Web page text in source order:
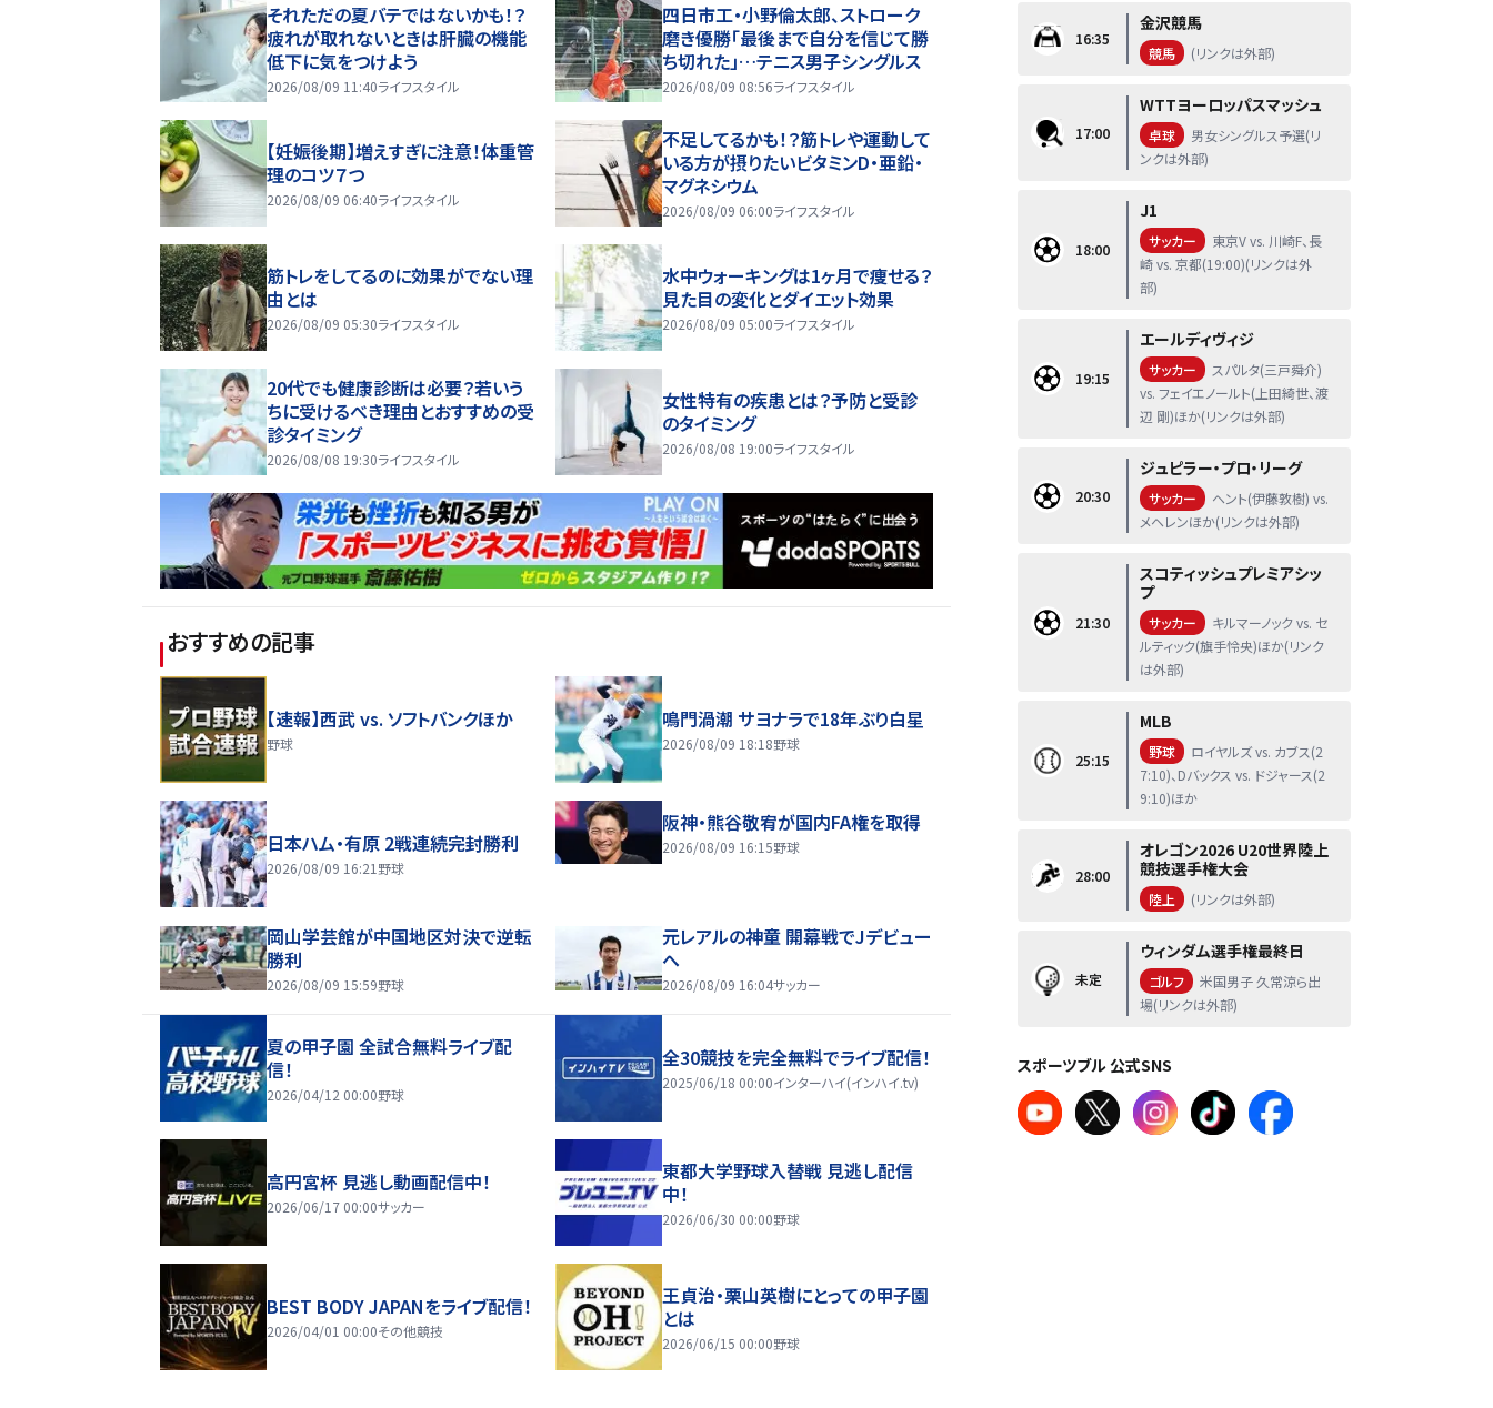
それただの夏バテではないかも！？
疲れが取れないときは肝臓の機能
低下に気をつけよう
2026/08/09 11:40ライフスタイル
四日市工・小野倫太郎、ストローク
磨き優勝「最後まで自分を信じて勝
ち切れた」…テニス男子シングルス
2026/08/09 08:56ライフスタイル
【妊娠後期】増えすぎに注意！体重管
理のコツ７つ
2026/08/09 06:40ライフスタイル
不足してるかも！？筋トレや運動して
いる方が摂りたいビタミンD・亜鉛・
マグネシウム
2026/08/09 06:00ライフスタイル
筋トレをしてるのに効果がでない理
由とは
2026/08/09 05:30ライフスタイル
水中ウォーキングは1ヶ月で痩せる？
見た目の変化とダイエット効果
2026/08/09 05:00ライフスタイル
20代でも健康診断は必要？若いう
ちに受けるべき理由とおすすめの受
診タイミング
2026/08/08 19:30ライフスタイル
女性特有の疾患とは？予防と受診
のタイミング
2026/08/08 19:00ライフスタイル
おすすめの記事
【速報】西武 vs. ソフトバンクほか
野球
鳴門渦潮 サヨナラで18年ぶり白星
2026/08/09 18:18野球
日本ハム・有原 2戦連続完封勝利
2026/08/09 16:21 野球
阪神・熊谷敬宥が国内FA権を取得
2026/08/09 16:15野球
岡山学芸館が中国地区対決で逆転
勝利
2026/08/09 15:59野球
元レアルの神童 開幕戦でJデビュー
へ
2026/08/09 16:04サッカー
夏の甲子園 全試合無料ライブ配
信！
2026/04/12 00:00野球
全30競技を完全無料でライブ配信！
2025/06/18 00:00インターハイ(インハイ.tv)
高円宮杯 見逃し動画配信中！
2026/06/17 00:00サッカー
東都大学野球入替戦 見逃し配信
中！
2026/06/30 00:00野球
BEST BODY JAPANをライブ配信！
2026/04/01 00:00その他競技
王貞治・栗山英樹にとっての甲子園
とは
2026/06/15 00:00野球
16:35
金沢競馬
競馬 (リンクは外部)
17:00
WTTヨーロッパスマッシュ
卓球
男女シングルス予選(リ
ンクは外部)
18:00
J1
サッカー
東京V vs. 川崎F、長
崎 vs. 京都(19:00)(リンクは外
部)
19:15
エールディヴィジ
サッカー
スパルタ(三戸舜介)
vs. フェイエノールト(上田綺世、渡
辺 剛)ほか(リンクは外部)
20:30
ジュピラー・プロ・リーグ
サッカー
ヘント(伊藤敦樹) vs.
メヘレンほか(リンクは外部)
21:30
スコティッシュプレミアシッ
プ
サッカー
キルマーノック vs. セ
ルティック(旗手怜央)ほか(リンク
は外部)
25:15
MLB
野球
ロイヤルズ vs. カブス(2
7:10)、Dバックス vs. ドジャース(2
9:10)ほか
28:00
オレゴン2026 U20世界陸上
競技選手権大会
陸上 (リンクは外部)
未定
ウィンダム選手権最終日
ゴルフ
米国男子 久常涼ら出
場(リンクは外部)
スポーツブル 公式SNS